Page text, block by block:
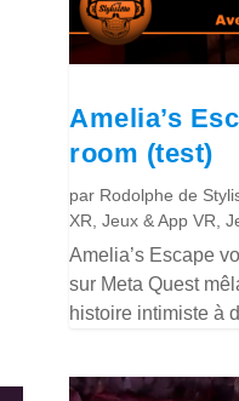
Amelia’s
room (test)
par Rodolphe de
XR ,Jeux & App VR ,
Amelia’s Escape
sur Meta Quest
histoire intimiste à